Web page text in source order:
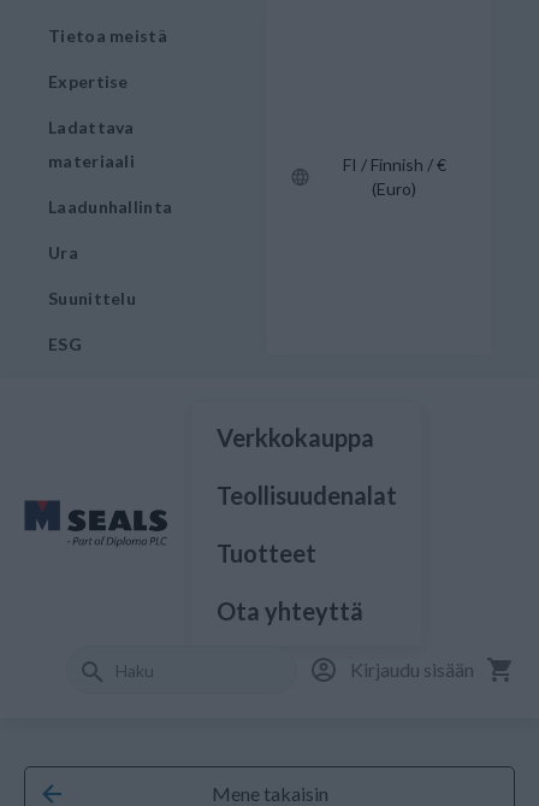
Tietoa meistä
Expertise
Ladattava
materiaali
Laadunhallinta
Ura
Suunittelu
ESG
FI / Finnish / €
(Euro)
Verkkokauppa
Teollisuudenalat
Tuotteet
Ota yhteyttä
Kirjaudu sisään
Mene takaisin